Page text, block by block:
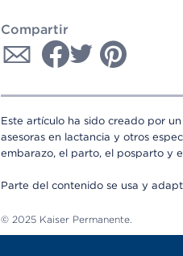
Compartir
Este artículo ha sido creado por
asesoras en lactancia y otros
embarazo, el parto, el posparto y
Parte del contenido se usa y
© 2025 Kaiser Permanente.